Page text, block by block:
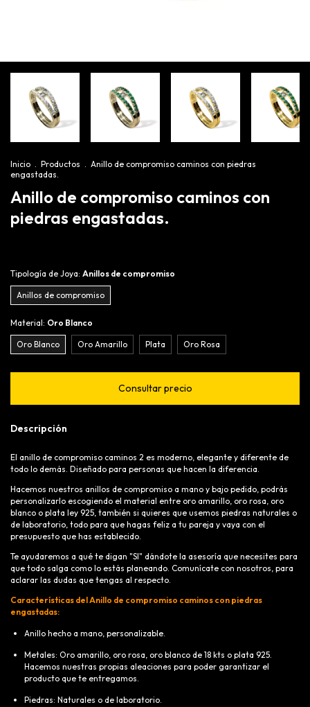
Inicio . Productos . Anillo de compromiso caminos con piedras
engastadas.
Anillo de compromiso caminos con
piedras engastadas.
Tipología de Joya: Anillos de compromiso
Anillos de compromiso
Material: Oro Blanco
Oro Blanco Oro Amarillo Plata Oro Rosa
Descripción
El anillo de compromiso caminos 2 es moderno, elegante y diferente de
todo lo demás. Diseñado para personas que hacen la diferencia.
Hacemos nuestros anillos de compromiso a mano y bajo pedido, podrás
personalizarlo escogiendo el material entre oro amarillo, oro rosa, oro
blanco o plata ley 925, también si quieres que usemos piedras naturales o
de laboratorio, todo para que hagas feliz a tu pareja y vaya con el
presupuesto que has establecido.
Te ayudaremos a qué te digan "SI" dándote la asesoría que necesites para
que todo salga como lo estás planeando. Comunícate con nosotros, para
aclarar las dudas que tengas al respecto.
Características del Anillo de compromiso caminos con piedras
engastadas:
Anillo hecho a mano, personalizable.
Metales: Oro amarillo, oro rosa, oro blanco de 18 kts o plata 925.
Hacemos nuestras propias aleaciones para poder garantizar el
producto que te entregamos.
Piedras: Naturales o de laboratorio.